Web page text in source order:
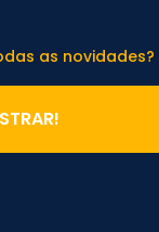
as novidades?